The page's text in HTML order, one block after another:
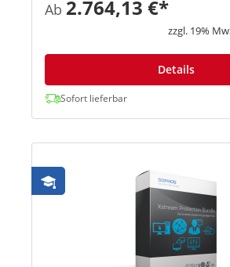
an 7 Tagen die Woche rund um die
Verfügung, einschließlich gesetzl...
Ab 2.764,13 €*
zzgl. 19%
Details
Sofort lieferbar